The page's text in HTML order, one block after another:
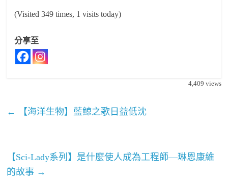
(Visited 349 times, 1 visits today)
分享至
4,409 views
← 【海洋生物】藍鯨之歌日益低沈
【Sci-Lady系列】是什麼使人成為工程師—琳恩康維
的故事 →